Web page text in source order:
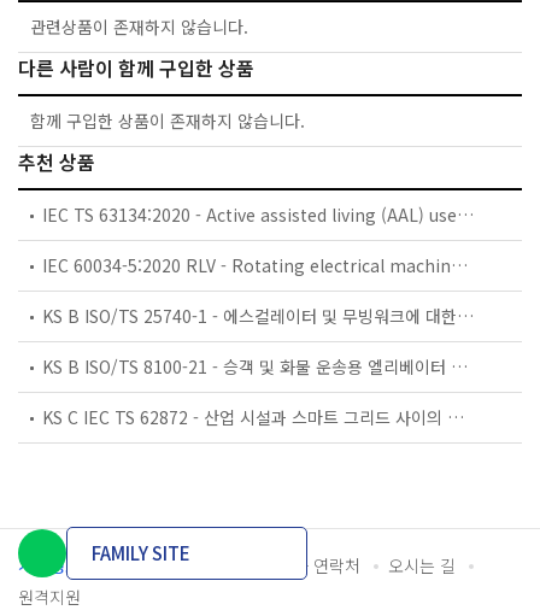
관련상품이 존재하지 않습니다.
다른 사람이 함께 구입한 상품
함께 구입한 상품이 존재하지 않습니다.
추천 상품
IEC TS 63134:2020 - Active assisted living (AAL) use cases
IEC 60034-5:2020 RLV - Rotating electrical machines - Part 5: Degrees of protection provided by the integral design of rotating electrical machines (IP code) - Classification
KS B ISO/TS 25740-1 - 에스컬레이터 및 무빙워크에 대한 안전요건 — 제1부: 세계공통 필수 안전요건(GESRs)
KS B ISO/TS 8100-21 - 승객 및 화물 운송용 엘리베이터 —제21부: 세계공통 필수안전요건(GESRs)을 충족하는 세계공통 안전 파라미터(GSPs)
KS C IEC TS 62872 - 산업 시설과 스마트 그리드 사이의 산업 공정 측정, 제어 및 자동화 시스템 인터페이스
개인정보처리방침 이용약관 담당자 연락처
오시는 길
원격지원
FAMILY SITE